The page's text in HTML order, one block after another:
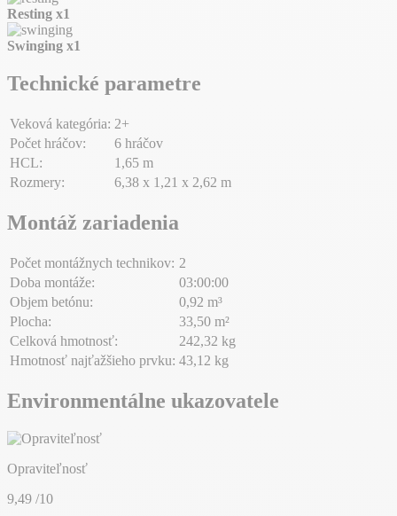
Resting x1
Swinging x1
Technické parametre
Veková kategória: 2+
Počet hráčov:
6 hráčov
HCL:
1,65 m
Rozmery:
6,38 x 1,21 x 2,62 m
Montáž zariadenia
Počet montážnych technikov: 2
Doba montáže:
03:00:00
Objem betónu:
0,92 m³
Plocha:
33,50 m²
Celková hmotnosť:
242,32 kg
Hmotnosť najťažšieho prvku: 43,12 kg
Environmentálne ukazovatele
Opraviteľnosť
9,49 /10